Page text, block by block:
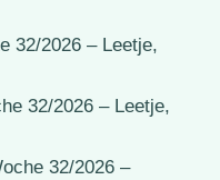
32/2026 – Leetje,
32/2026 – Leetje,
32/2026 –